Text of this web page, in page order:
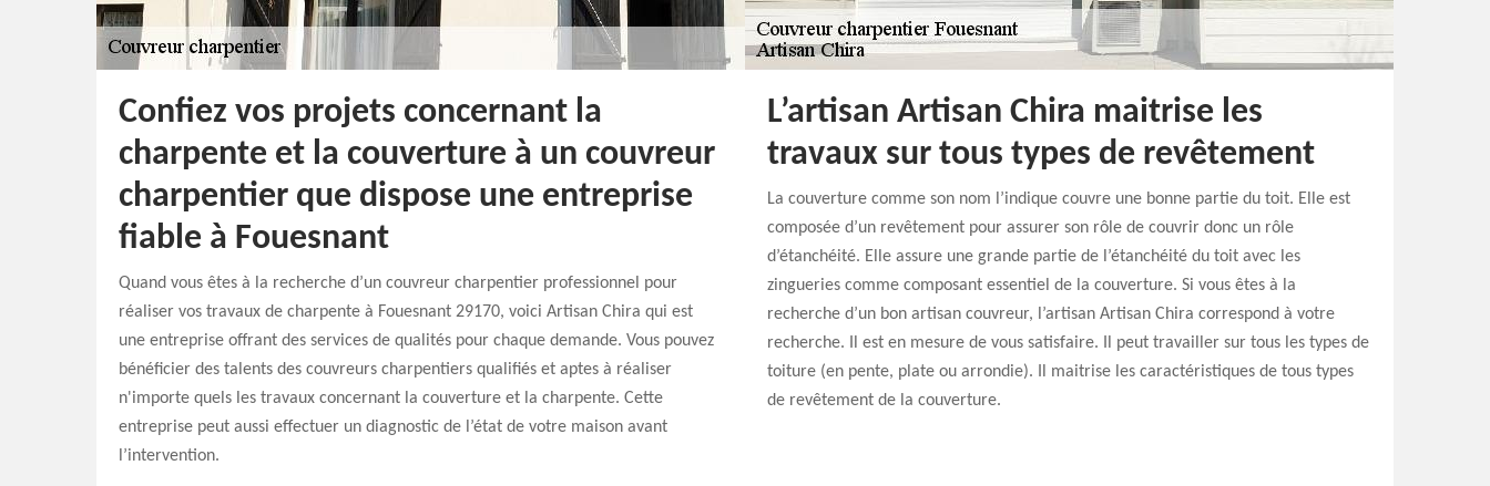
Confiez vos projets concernant la
charpente et la couverture à un couvreur
charpentier que dispose une entreprise
fiable à Fouesnant
Quand vous êtes à la recherche d’un couvreur charpentier professionnel pour
réaliser vos travaux de charpente à Fouesnant 29170, voici Artisan Chira qui est
une entreprise offrant des services de qualités pour chaque demande. Vous pouvez
bénéficier des talents des couvreurs charpentiers qualifiés et aptes à réaliser
n'importe quels les travaux concernant la couverture et la charpente. Cette
entreprise peut aussi effectuer un diagnostic de l’état de votre maison avant
l’intervention.
L’artisan Artisan Chira maitrise les
travaux sur tous types de revêtement
La couverture comme son nom l’indique couvre une bonne partie du toit. Elle est
composée d’un revêtement pour assurer son rôle de couvrir donc un rôle
d’étanchéité. Elle assure une grande partie de l’étanchéité du toit avec les
zingueries comme composant essentiel de la couverture. Si vous êtes à la
recherche d’un bon artisan couvreur, l’artisan Artisan Chira correspond à votre
recherche. Il est en mesure de vous satisfaire. Il peut travailler sur tous les types de
toiture (en pente, plate ou arrondie). Il maitrise les caractéristiques de tous types
de revêtement de la couverture.